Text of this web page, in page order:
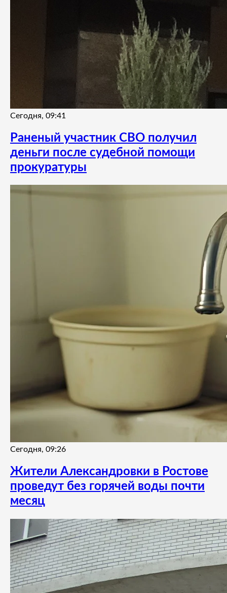
Сегодня, 09:41
Раненый участник СВО получил
деньги после судебной помощи
прокуратуры
Сегодня, 09:26
Жители Александровки в Ростове
проведут без горячей воды почти
месяц